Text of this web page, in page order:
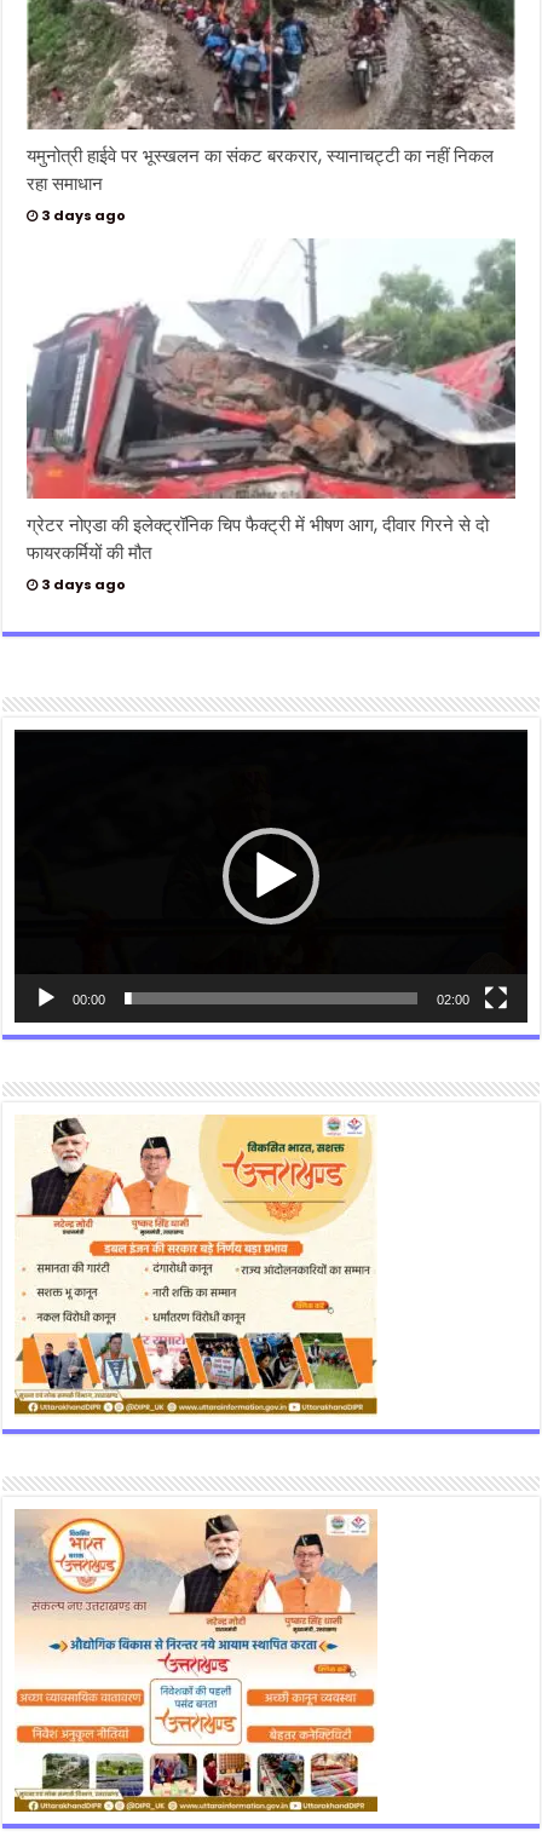
यमुनोत्री हाईवे पर भूस्खलन का संकट बरकरार, स्यानाचट्टी का नहीं निकल
रहा समाधान
3 days ago
ग्रेटर नोएडा की इलेक्ट्रॉनिक चिप फैक्ट्री में भीषण आग, दीवार गिरने से दो
फायरकर्मियों की मौत
3 days ago
Video
00:00 02:00